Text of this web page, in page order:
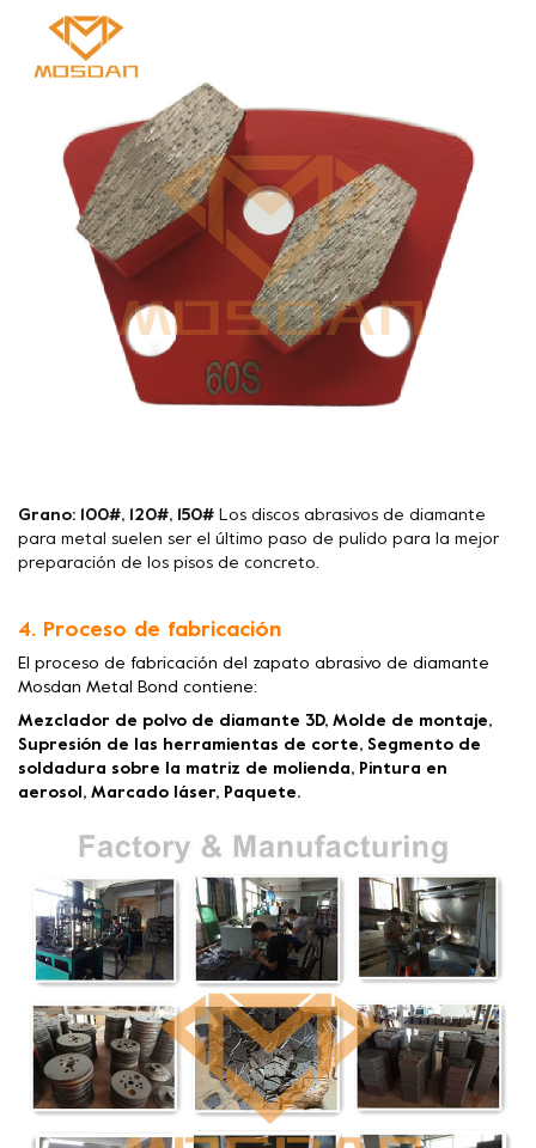
Grano: 100#, 120#, 150#
Los discos abrasivos de diamante
para metal suelen ser el último paso de pulido para la mejor
preparación de los pisos de concreto.
4. Proceso de fabricación
El proceso de fabricación del zapato abrasivo de diamante
Mosdan Metal Bond contiene:
Mezclador de polvo de diamante 3D, Molde de montaje,
Supresión de las herramientas de corte, Segmento de
soldadura sobre la matriz de molienda, Pintura en
aerosol, Marcado láser, Paquete.